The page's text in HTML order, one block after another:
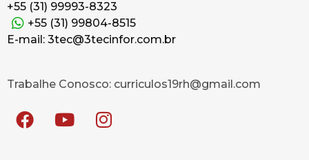
+55 (31) 99993-8323
+55 (31) 99804-8515
E-mail: 3tec@3tecinfor.com.br
Trabalhe Conosco: curriculos19rh@gmail.com